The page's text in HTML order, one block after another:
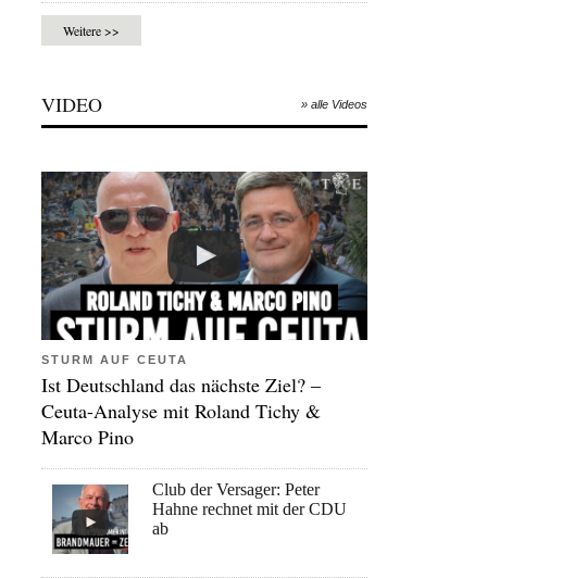
Weitere >>
VIDEO » alle Videos
STURM AUF CEUTA
Ist Deutschland das nächste Ziel? –
Ceuta-Analyse mit Roland Tichy &
Marco Pino
Club der Versager: Peter
Hahne rechnet mit der CDU
ab